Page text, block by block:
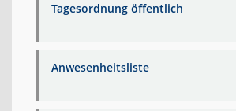
Tagesordnung öffentlich
Anwesenheitsliste